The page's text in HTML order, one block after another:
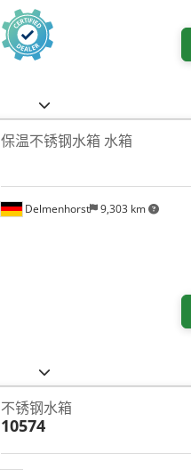
Delmenhorst 9,303 km
保温不锈钢水箱 水箱
不锈钢水箱
10574